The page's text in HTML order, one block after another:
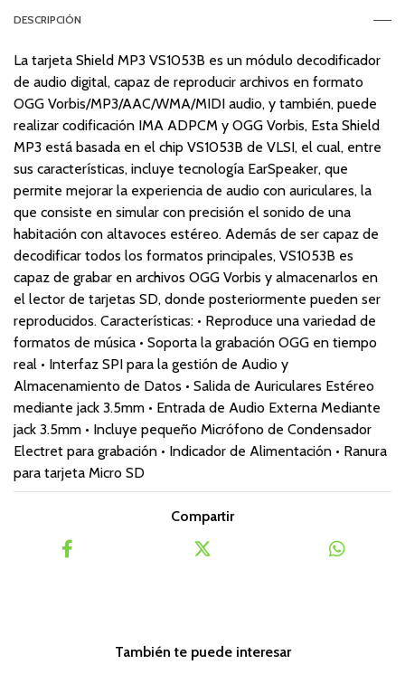
DESCRIPCIÓN
La tarjeta Shield MP3 VS1053B es un módulo decodificador
de audio digital, capaz de reproducir archivos en formato
OGG Vorbis/MP3/AAC/WMA/MIDI audio, y también, puede
realizar codificación IMA ADPCM y OGG Vorbis, Esta Shield
MP3 está basada en el chip VS1053B de VLSI, el cual, entre
sus características, incluye tecnología EarSpeaker, que
permite mejorar la experiencia de audio con auriculares, la
que consiste en simular con precisión el sonido de una
habitación con altavoces estéreo. Además de ser capaz de
decodificar todos los formatos principales, VS1053B es
capaz de grabar en archivos OGG Vorbis y almacenarlos en
el lector de tarjetas SD, donde posteriormente pueden ser
reproducidos. Características: • Reproduce una variedad de
formatos de música • Soporta la grabación OGG en tiempo
real • Interfaz SPI para la gestión de Audio y
Almacenamiento de Datos • Salida de Auriculares Estéreo
mediante jack 3.5mm • Entrada de Audio Externa Mediante
jack 3.5mm • Incluye pequeño Micrófono de Condensador
Electret para grabación • Indicador de Alimentación • Ranura
para tarjeta Micro SD
Compartir
También te puede interesar